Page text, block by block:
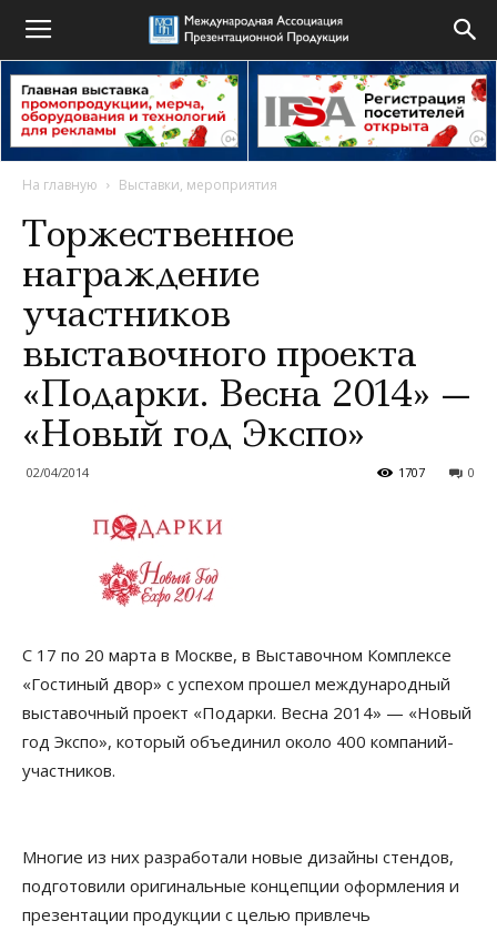
На главную Выставки, мероприятия
Торжественное
награждение
участников
выставочного проекта
«Подарки. Весна 2014» —
«Новый год Экспо»
02/04/2014 0
1707
C 17 по 20 марта в Москве, в Выставочном Комплексе
«Гостиный двор» с успехом прошел международный
выставочный проект «Подарки. Весна 2014» — «Новый
год Экспо», который объединил около 400 компаний-
участников.
Многие из них разработали новые дизайны стендов,
подготовили оригинальные концепции оформления и
презентации продукции с целью привлечь